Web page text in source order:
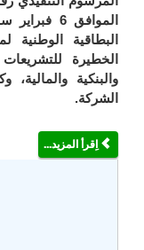
البطاقية
الخطيرة للتشريعات
والبنكية والمالية،
الشركة.
اِقرأ المزيد...